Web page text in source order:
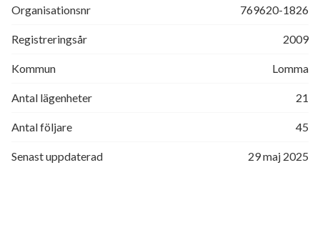
Organisationsnr 769620-1826
Registreringsår 2009
Kommun Lomma
Antal lägenheter 21
Antal följare 45
Senast uppdaterad 29 maj 2025